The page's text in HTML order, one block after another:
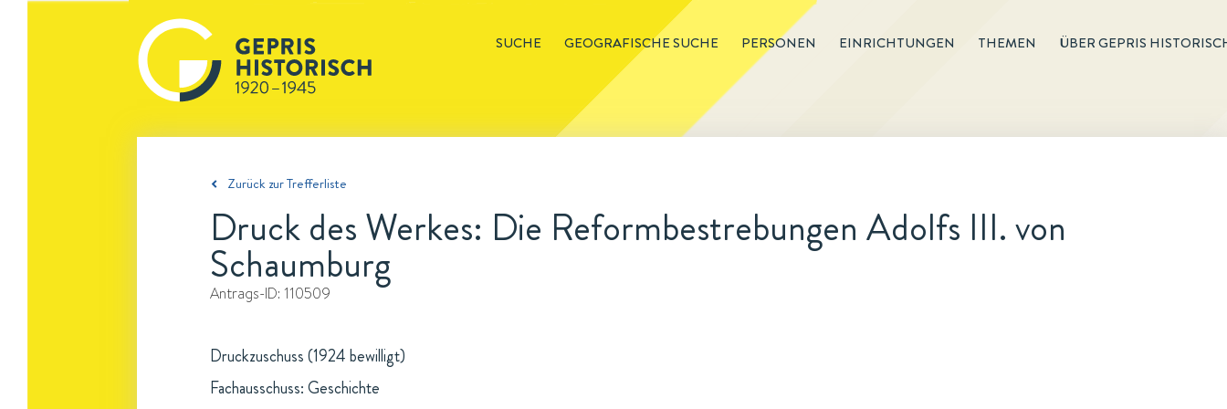
SUCHE GEOGRAFISCHE SUCHE PERSONEN EINRICHTUNGEN THEMEN ÜBER GEPRIS
Zurück zur Trefferliste
Druck des Werkes: Die Reformbestrebungen Adolfs III. von
Schaumburg
Antrags-ID: 110509
Druckzuschuss (1924 bewilligt)
Fachausschuss: Geschichte